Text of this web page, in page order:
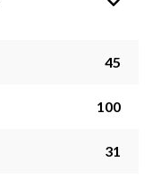
45
100
31